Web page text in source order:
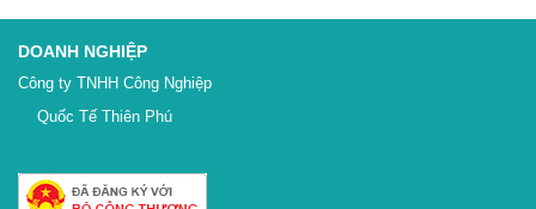
DOANH NGHIỆP
Công ty TNHH Công Nghiệp
Quốc Tế Thiên Phú